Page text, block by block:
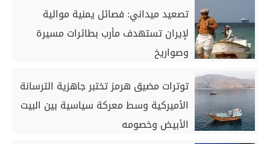
تصعيد ميداني: فصائل يمنية موالية
لإيران تستهدف مأرب بطائرات مسيرة
وصواريخ
توترات مضيق هرمز تختبر جاهزية الترسانة
الأميركية وسط معركة سياسية بين البيت
الأبيض وخصومه